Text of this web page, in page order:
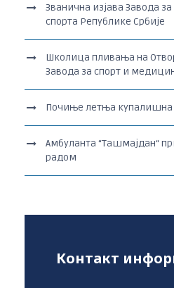
Званична изјава Завода
спорта Републике Србије
Школица пливања на
Завода за спорт и
Почиње летња купалишна
Амбуланта “Ташмајдан“
радом
Контакт